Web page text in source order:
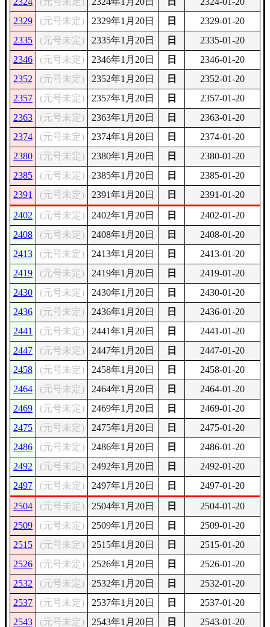
2329
(元号未定) 2329年1月20日 日
2329-01-20
2335
(元号未定) 2335年1月20日 日
2335-01-20
2346
(元号未定) 2346年1月20日 日
2346-01-20
2352
(元号未定) 2352年1月20日 日
2352-01-20
2357
(元号未定) 2357年1月20日 日
2357-01-20
2363
(元号未定) 2363年1月20日 日
2363-01-20
2374
(元号未定) 2374年1月20日 日
2374-01-20
2380
(元号未定) 2380年1月20日 日
2380-01-20
2385
(元号未定) 2385年1月20日 日
2385-01-20
2391
(元号未定) 2391年1月20日 日
2391-01-20
2402
(元号未定) 2402年1月20日 日
2402-01-20
2408
(元号未定) 2408年1月20日 日
2408-01-20
2413
(元号未定) 2413年1月20日 日
2413-01-20
2419
(元号未定) 2419年1月20日 日
2419-01-20
2430
(元号未定) 2430年1月20日 日
2430-01-20
2436
(元号未定) 2436年1月20日 日
2436-01-20
2441
(元号未定) 2441年1月20日 日
2441-01-20
2447
(元号未定) 2447年1月20日 日
2447-01-20
2458
(元号未定) 2458年1月20日 日
2458-01-20
2464
(元号未定) 2464年1月20日 日
2464-01-20
2469
(元号未定) 2469年1月20日 日
2469-01-20
2475
(元号未定) 2475年1月20日 日
2475-01-20
2486
(元号未定) 2486年1月20日 日
2486-01-20
2492
(元号未定) 2492年1月20日 日
2492-01-20
2497
(元号未定) 2497年1月20日 日
2497-01-20
2504
(元号未定) 2504年1月20日 日
2504-01-20
2509
(元号未定) 2509年1月20日 日
2509-01-20
2515
(元号未定) 2515年1月20日 日
2515-01-20
2526
(元号未定) 2526年1月20日 日
2526-01-20
2532
(元号未定) 2532年1月20日 日
2532-01-20
2537
(元号未定) 2537年1月20日 日
2537-01-20
2543
(元号未定) 2543年1月20日 日
2543-01-20